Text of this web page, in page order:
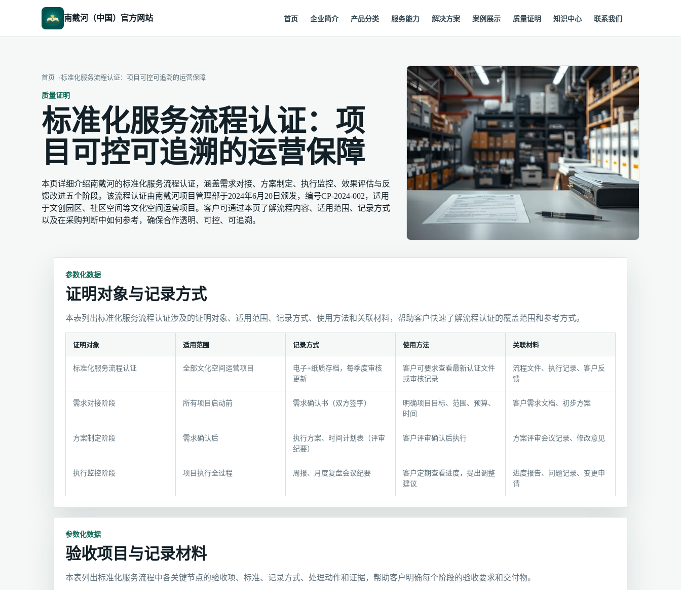
南戴河（中国）官方网站 首页 企业简介 产品分类 服务能力 解决方案 案例展示 质量证明 知识中心 联系我们
首页 标准化服务流程认证：项目可控可追溯的运营保障
质量证明
标准化服务流程认证：项
目可控可追溯的运营保障
本页详细介绍南戴河的标准化服务流程认证，涵盖需求对接、方案制定、执行监控、效果评估与反
馈改进五个阶段。该流程认证由南戴河项目管理部于2024年6月20日颁发，编号CP-2024-002，适用
于文创园区、社区空间等文化空间运营项目。客户可通过本页了解流程内容、适用范围、记录方式
以及在采购判断中如何参考，确保合作透明、可控、可追溯。
参数化数据
证明对象与记录方式
本表列出标准化服务流程认证涉及的证明对象、适用范围、记录方式、使用方法和关联材料，帮助客户快速了解流程认证的覆盖范围和参考方式。
象
记
录
式
证明对象 适用范围 记录方式 使用方法 关联材料
标准化服务流程认证 全部文化空间运营项目
电子+纸质存档，每季度审核
更新
客户可要求查看最新认证文件
或审核记录
流程文件、执行记录、客户反
馈
需求对接阶段 所有项目启动前 需求确认书（双方签字）
明确项目目标、范围、预算、
时间
客户需求文档、初步方案
方案制定阶段 需求确认后
执行方案、时间计划表（评审
纪要）
客户评审确认后执行 方案评审会议记录、修改意见
执行监控阶段 项目执行全过程 周报、月度复盘会议纪要
客户定期查看进度，提出调整
建议
进度报告、问题记录、变更申
请
参数化数据
验收项目与记录材料
本表列出标准化服务流程中各关键节点的验收项、标准、记录方式、处理动作和证据，帮助客户明确每个阶段的验收要求和交付物。